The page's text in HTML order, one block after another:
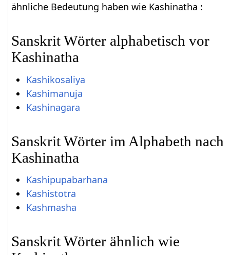
ähnliche Bedeutung haben wie Kashinatha :
Sanskrit Wörter alphabetisch vor
Kashinatha
Kashikosaliya
Kashimanuja
Kashinagara
Sanskrit Wörter im Alphabeth nach
Kashinatha
Kashipupabarhana
Kashistotra
Kashmasha
Sanskrit Wörter ähnlich wie